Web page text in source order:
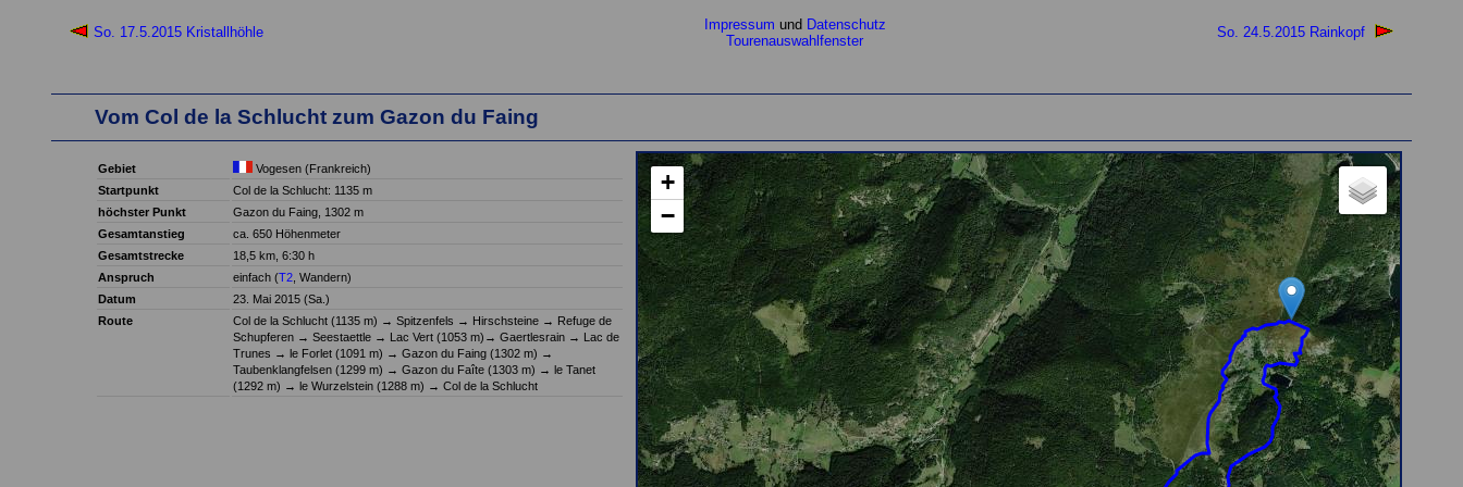
So. 17.5.2015 Kristallhöhle Impressum und Datenschutz
Tourenauswahlfenster
So. 24.5.2015 Rainkopf
Vom Col de la Schlucht zum Gazon du Faing
(einen Moment bitte, die Karte wird gleich angezeigt)
+
−
Gebiet
Vogesen (Frankreich)
Startpunkt
Col de la Schlucht: 1135 m
höchster Punkt
Gazon du Faing, 1302 m
Gesamtanstieg
ca. 650 Höhenmeter
Gesamtstrecke
18,5 km, 6:30 h
Anspruch
einfach (T2 , Wandern)
Datum
23. Mai 2015 (Sa.)
Route
Col de la Schlucht (1135 m) → Spitzenfels → Hirschsteine → Refuge de
Schupferen → Seestaettle → Lac Vert (1053 m) → Gaertlesrain → Lac de
Trunes → le Forlet (1091 m) → Gazon du Faing (1302 m) →
Taubenklangfelsen (1299 m) → Gazon du Faîte (1303 m) → le Tanet
(1292 m) → le Wurzelstein (1288 m) → Col de la Schlucht